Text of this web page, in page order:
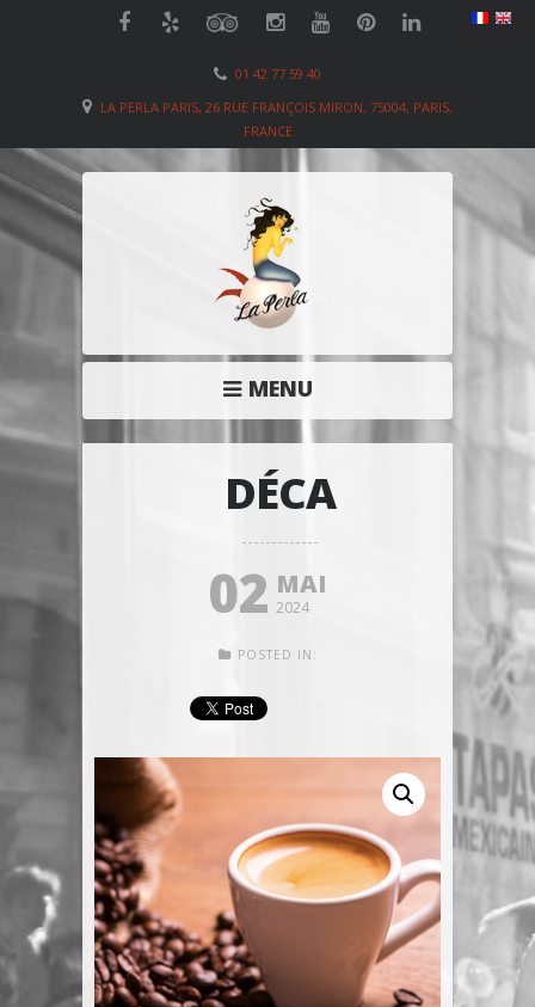
01 42 77 59 40
LA PERLA PARIS, 26 RUE FRANÇOIS MIRON, 75004, PARIS,
FRANCE
MENU
DÉCA
02 MAI
2024
POSTED IN: